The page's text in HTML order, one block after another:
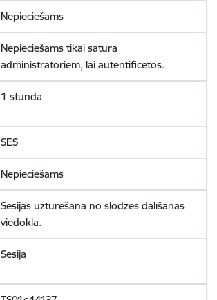
Nepieciešams
Nepieciešams tikai satura
administratoriem, lai autentificētos.
1 stunda
SES
Nepieciešams
Sesijas uzturēšana no slodzes dalīšanas
viedokļa.
Sesija